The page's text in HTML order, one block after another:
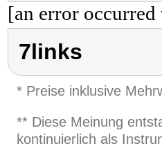
[an error
7links
* Preise inklusive
** Diese Meinung
kontinuierlich als